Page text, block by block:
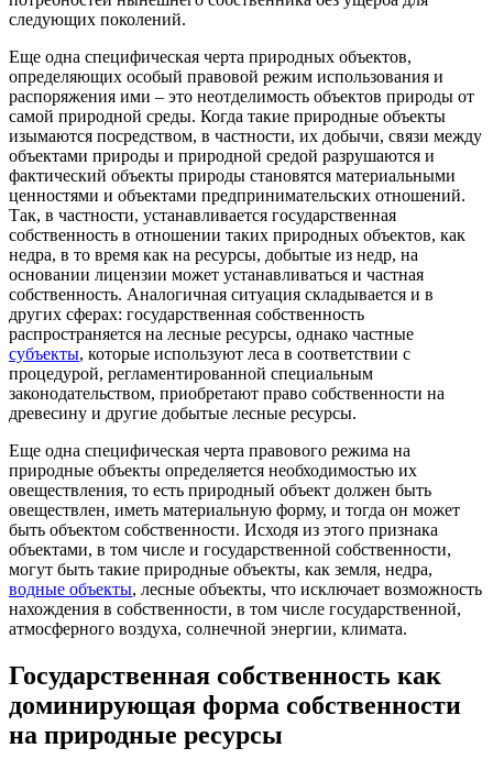
следующих поколений.
Еще одна специфическая черта природных объектов,
определяющих особый правовой режим использования и
распоряжения ими – это неотделимость объектов природы от
самой природной среды. Когда такие природные объекты
изымаются посредством, в частности, их добычи, связи между
объектами природы и природной средой разрушаются и
фактический объекты природы становятся материальными
ценностями и объектами предпринимательских отношений.
Так, в частности, устанавливается государственная
собственность в отношении таких природных объектов, как
недра, в то время как на ресурсы, добытые из недр, на
основании лицензии может устанавливаться и частная
собственность. Аналогичная ситуация складывается и в
других сферах: государственная собственность
распространяется на лесные ресурсы, однако частные
субъекты, которые используют леса в соответствии с
процедурой, регламентированной специальным
законодательством, приобретают право собственности на
древесину и другие добытые лесные ресурсы.
Еще одна специфическая черта правового режима на
природные объекты определяется необходимостью их
овеществления, то есть природный объект должен быть
овеществлен, иметь материальную форму, и тогда он может
быть объектом собственности. Исходя из этого признака
объектами, в том числе и государственной собственности,
могут быть такие природные объекты, как земля, недра,
водные объекты, лесные объекты, что исключает возможность
нахождения в собственности, в том числе государственной,
атмосферного воздуха, солнечной энергии, климата.
Государственная собственность как
доминирующая форма собственности
на природные ресурсы